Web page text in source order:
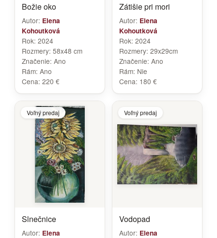
Božie oko
Autor: Elena
Kohoutková
Rok: 2024
Rozmery: 58x48 cm
Značenie: Ano
Rám: Ano
Cena: 220 €
Zátišie pri mori
Autor: Elena
Kohoutková
Rok: 2024
Rozmery: 29x29cm
Značenie: Ano
Rám: Nie
Cena: 180 €
Voľný predaj
Slnečnice
Autor: Elena
Voľný predaj
Vodopad
Autor: Elena